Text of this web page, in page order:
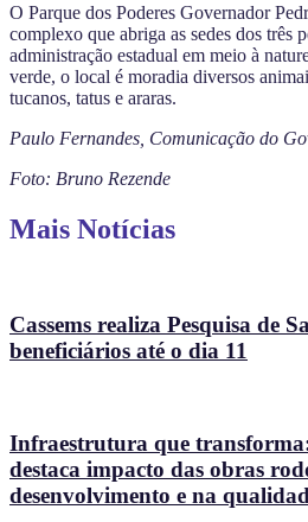
O Parque dos Poderes Governador
complexo que abriga as sedes dos três
administração estadual em meio à
verde, o local é moradia diversos
tucanos, tatus e araras.
Paulo Fernandes, Comunicação do
Foto: Bruno Rezende
Mais Notícias
Cassems realiza Pesquisa de
beneficiários até o dia 11
Infraestrutura que
destaca impacto das obras
desenvolvimento e na